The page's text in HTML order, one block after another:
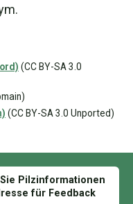
(CC BY-SA 3.0
(CC BY-SA 3.0 Unported)